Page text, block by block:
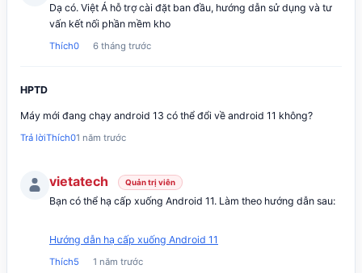
Dạ có. Việt Á hỗ trợ cài đặt ban đầu, hướng dẫn sử dụng và tư
vấn kết nối phần mềm kho
Thích0 6 tháng trước
HPTD
Máy mới đang chạy android 13 có thể đổi về android 11 không?
Trả lờiThích01 năm trước
vietatech Quản trị viên
Bạn có thể hạ cấp xuống Android 11. Làm theo hướng dẫn sau:
Hướng dẫn hạ cấp xuống Android 11
Thích5 1 năm trước